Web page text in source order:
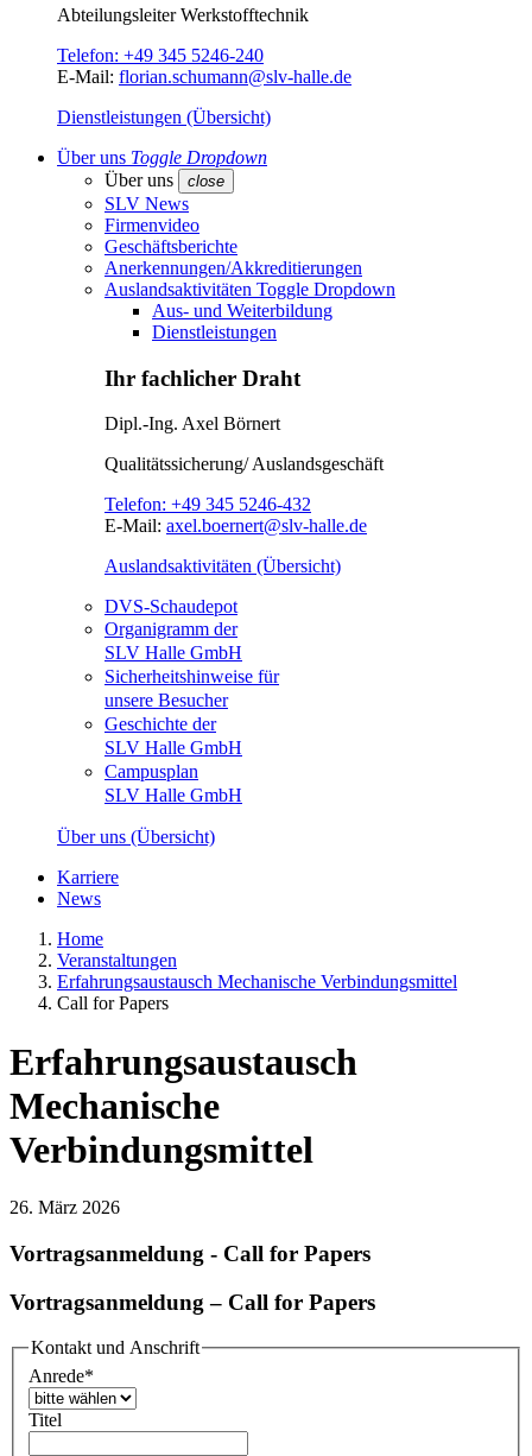
AbteilungsleiterWerkstofftechnik
Telefon: +49 345 5246-240
E-Mail: florian.schumann@slv-halle.de
Dienstleistungen (Übersicht)
Über uns Toggle Dropdown
Über uns
close
SLV News
Firmenvideo
Geschäftsberichte
Anerkennungen/Akkreditierungen
Auslandsaktivitäten Toggle Dropdown
Aus- und Weiterbildung
Dienstleistungen
Ihr fachlicher Draht
Dipl.-Ing. Axel Börnert
Qualitätssicherung/ Auslandsgeschäft
Telefon: +49 345 5246-432
E-Mail: axel.boernert@slv-halle.de
Auslandsaktivitäten (Übersicht)
DVS-Schaudepot
Organigramm der
SLV Halle GmbH
Sicherheitshinweise für
unsere Besucher
Geschichte der
SLV Halle GmbH
Campusplan
SLV Halle GmbH
Über uns (Übersicht)
Karriere
News
Home
Veranstaltungen
Erfahrungsaustausch Mechanische Verbindungsmittel
Call for Papers
Erfahrungsaustausch
Mechanische
Verbindungsmittel
26. März 2026
Vortragsanmeldung - Call for Papers
Vortragsanmeldung – Call for Papers
Kontakt und Anschrift
Anrede*
Titel